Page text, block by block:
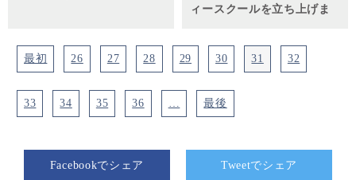
ィースクールを立ち上げま
最初 26 27 28 29 30 31 32
33 34 35 36 … 最後
Facebookでシェア Tweetでシェア